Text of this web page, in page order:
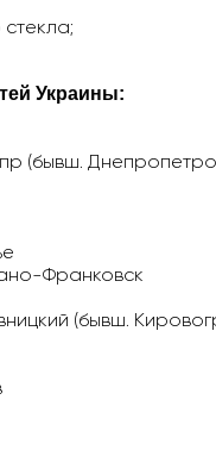
Украины:
(бывш.
Франковск
(бывш.